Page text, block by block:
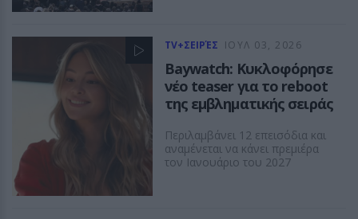
TV+ΣΕΙΡΈΣ ΙΟΥΛ 03, 2026
Baywatch: Κυκλοφόρησε
νέο teaser για το reboot
της εμβληματικής σειράς
Περιλαμβάνει 12 επεισόδια και
αναμένεται να κάνει πρεμιέρα
τον Ιανουάριο του 2027